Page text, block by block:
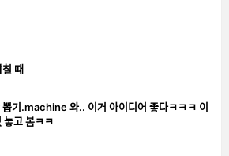
때
뽑기.machine 와.. 이거 아이디어 좋다ㅋㅋㅋ 이
놓고 봄ㅋㅋ